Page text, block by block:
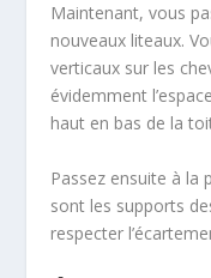
Maintenant, vous
nouveaux liteaux.
verticaux sur les
évidemment
haut en bas de la
Passez ensuite à la
sont les supports
respecter